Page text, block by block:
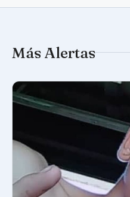
Más Alertas